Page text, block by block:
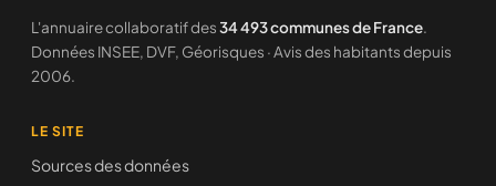
L'annuaire collaboratif des34 493 communes de France.
Données INSEE, DVF, Géorisques · Avis des habitants depuis
2006.
LE SITE
Sources des données